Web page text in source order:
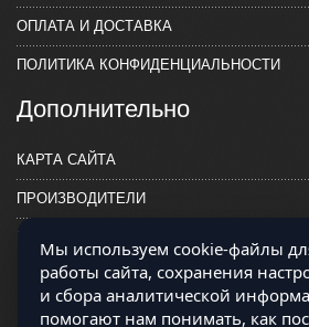
ОПЛАТА И ДОСТАВКА
ПОЛИТИКА КОНФИДЕНЦИАЛЬНОСТИ
Дополнительно
КАРТА САЙТА
ПРОИЗВОДИТЕЛИ
КОНТАКТЫ
Мы используем cookie-файлы
работы сайта, сохранения
и сбора аналитической
помогают нам понимать, как